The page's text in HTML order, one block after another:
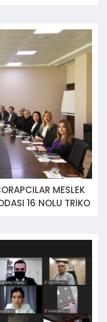
MESLEK
16 NOLU TRİKO